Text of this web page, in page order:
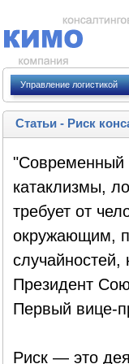
Управление логистикой
Статьи- Риск
"Современный
катаклизмы,
требует от
окружающим,
случайностей,
Президент
Первый вице-
Риск — это